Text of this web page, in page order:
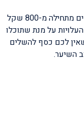
מנגד אם אתם צריכים רק לחדש את השורשים של השיער אז כמובן העלות תהיה נמוכה יותר. העלות של חידוש השורשים מתחילה מ-800 שקל
העלויות על מנת שתוכלו
לכם כסף להשלים
השיער.